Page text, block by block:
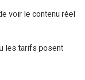
voir le contenu réel
les tarifs posent